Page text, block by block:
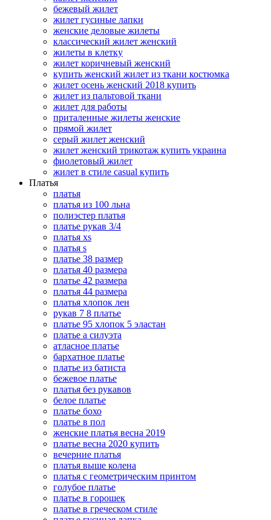
бежевый жилет
жилет гусиные лапки
женские деловые жилеты
классический жилет женский
жилеты в клетку
жилет коричневый женский
купить женский жилет из ткани костюмка
жилет осень женский 2018 купить
жилет из пальтовой ткани
жилет для работы
приталенные жилеты женские
прямой жилет
серый жилет женский
жилет женский трикотаж купить украина
фиолетовый жилет
жилет в стиле casual купить
Платья
платья
платья из 100 льна
полиэстер платья
платье рукав 3/4
платья xs
платья s
платье 38 размер
платья 40 размера
платье 42 размера
платья 44 размера
платья хлопок лен
рукав 7 8 платье
платье 95 хлопок 5 эластан
платье а силуэта
атласное платье
бархатное платье
платье из батиста
бежевое платье
платья без рукавов
белое платье
платье бохо
платье в пол
женские платья весна 2019
платье весна 2020 купить
вечерние платья
платья выше колена
платья с геометрическим принтом
голубое платье
платье в горошек
платье в греческом стиле